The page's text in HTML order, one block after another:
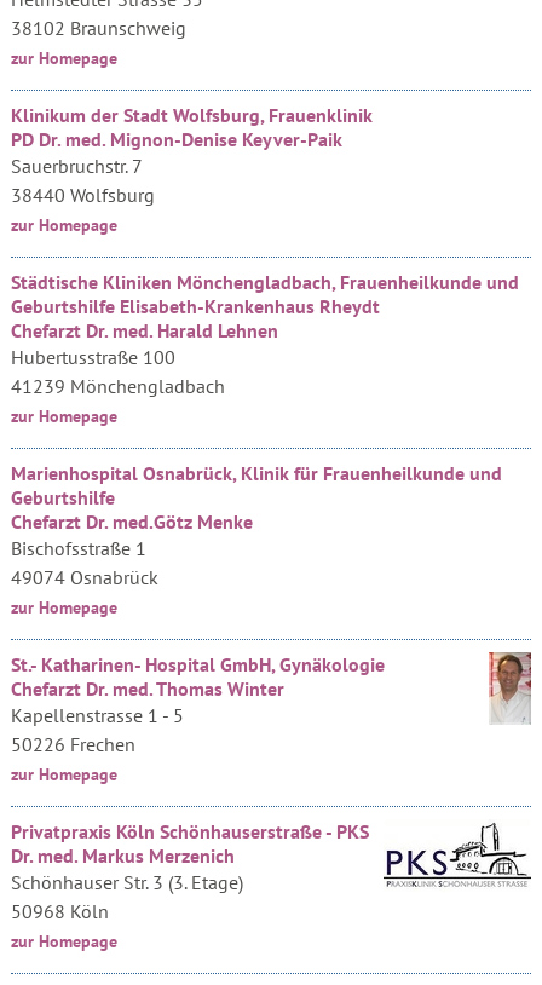
38102 Braunschweig
zur Homepage
Klinikum der Stadt Wolfsburg, Frauenklinik
PD Dr. med. Mignon-Denise Keyver-Paik
Sauerbruchstr. 7
38440 Wolfsburg
zur Homepage
Städtische Kliniken Mönchengladbach, Frauenheilkunde und
Geburtshilfe Elisabeth-Krankenhaus Rheydt
Chefarzt Dr. med. Harald Lehnen
Hubertusstraße 100
41239 Mönchengladbach
zur Homepage
Marienhospital Osnabrück, Klinik für Frauenheilkunde und
Geburtshilfe
Chefarzt Dr. med.Götz Menke
Bischofsstraße 1
49074 Osnabrück
zur Homepage
St.- Katharinen- Hospital GmbH, Gynäkologie
Chefarzt Dr. med. Thomas Winter
Kapellenstrasse 1 - 5
50226 Frechen
zur Homepage
Privatpraxis Köln Schönhauserstraße - PKS
Dr. med. Markus Merzenich
Schönhauser Str. 3 (3. Etage)
50968 Köln
zur Homepage